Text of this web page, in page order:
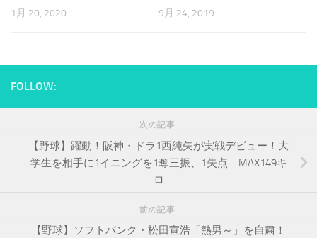
1月 20, 2020 9月 24, 2019
FOLLOW:
次の記事
【野球】躍動！阪神・ドラ1西純矢が実戦デビュー！大
学生を相手に1イニングを1奪三振、1失点 MAX149キ
ロ
前の記事
【野球】ソフトバンク・松田宣浩「熱男～」を自粛！